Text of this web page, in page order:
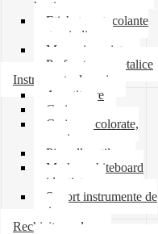
hartie
Etichete autocolante
carton indigo
Mape si serviete
Perforatoare metalice
Instrumente de scris
Ascutitoare
Carioca
Creioane colorate,
mecanice
Pix roller stilou
Marker whiteboard
evidentiator
Suport instrumente de
scris
Rechizite scolare